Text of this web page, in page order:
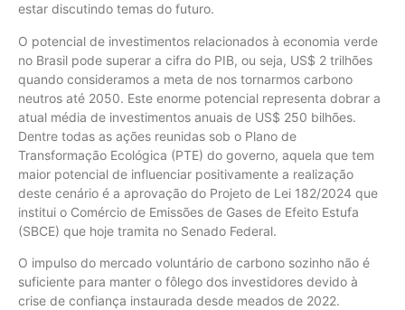
estar discutindo temas do futuro.
O potencial de investimentos relacionados à economia verde
no Brasil pode superar a cifra do PIB, ou seja, US$ 2 trilhões
quando consideramos a meta de nos tornarmos carbono
neutros até 2050. Este enorme potencial representa dobrar a
atual média de investimentos anuais de US$ 250 bilhões.
Dentre todas as ações reunidas sob o Plano de
Transformação Ecológica (PTE) do governo, aquela que tem
maior potencial de influenciar positivamente a realização
deste cenário é a aprovação do Projeto de Lei 182/2024 que
institui o Comércio de Emissões de Gases de Efeito Estufa
(SBCE) que hoje tramita no Senado Federal.
O impulso do mercado voluntário de carbono sozinho não é
suficiente para manter o fôlego dos investidores devido à
crise de confiança instaurada desde meados de 2022.